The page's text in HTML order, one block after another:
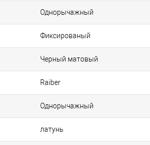
Однорычажный
Фиксированый
Черный матовый
Raiber
Однорычажный
латунь